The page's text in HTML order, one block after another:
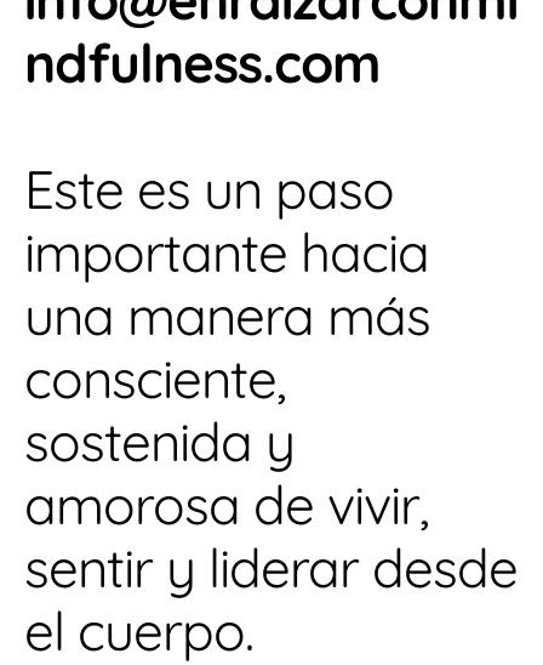
ndfulness.com
Este es un paso
importante hacia
una manera más
consciente,
sostenida y
amorosa de vivir,
sentir y liderar desde
el cuerpo.